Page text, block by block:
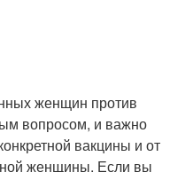
женщин против
вопросом, и важно
вакцины и от
женщины. Если вы